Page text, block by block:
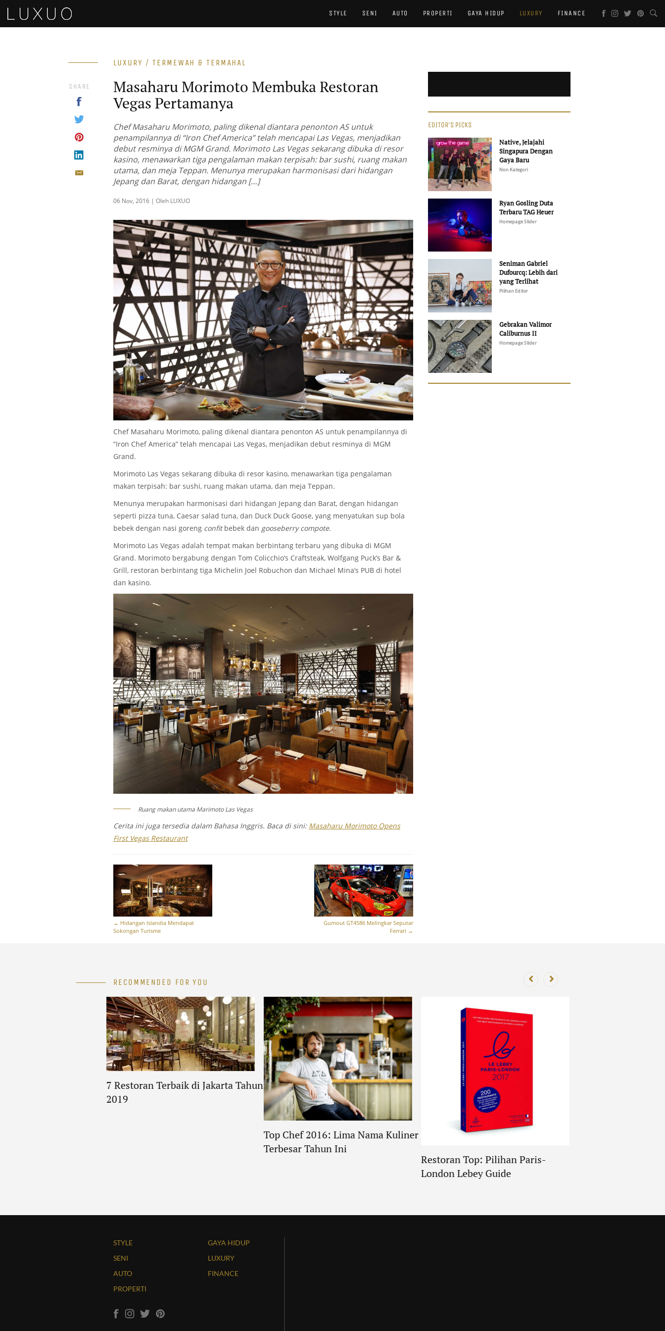
STYLE SENI AUTO PROPERTI GAYA HIDUP LUXURY FINANCE
LUXURY / TERMEWAH & TERMAHAL
Masaharu Morimoto Membuka Restoran
Vegas Pertamanya
Chef Masaharu Morimoto, paling dikenal diantara penonton AS untuk
penampilannya di “Iron Chef America” telah mencapai Las Vegas, menjadikan
debut resminya di MGM Grand. Morimoto Las Vegas sekarang dibuka di resor
kasino, menawarkan tiga pengalaman makan terpisah: bar sushi, ruang makan
utama, dan meja Teppan. Menunya merupakan harmonisasi dari hidangan
Jepang dan Barat, dengan hidangan […]
06 Nov, 2016 | Oleh LUXUO
SHARE
Chef Masaharu Morimoto, paling dikenal diantara penonton AS untuk penampilannya di
“Iron Chef America” telah mencapai Las Vegas, menjadikan debut resminya di MGM
Grand.
Morimoto Las Vegas sekarang dibuka di resor kasino, menawarkan tiga pengalaman
makan terpisah: bar sushi, ruang makan utama, dan meja Teppan.
Menunya merupakan harmonisasi dari hidangan Jepang dan Barat, dengan hidangan
seperti pizza tuna, Caesar salad tuna, dan Duck Duck Goose, yang menyatukan sup bola
bebek dengan nasi goreng confitbebek dan gooseberry compote.
Morimoto Las Vegas adalah tempat makan berbintang terbaru yang dibuka di MGM
Grand. Morimoto bergabung dengan Tom Colicchio’s Craftsteak, Wolfgang Puck’s Bar &
Grill, restoran berbintang tiga Michelin Joel Robuchon dan Michael Mina’s PUB di hotel
dan kasino.
Ruang makan utama Marimoto Las Vegas
Cerita ini juga tersedia dalam Bahasa Inggris. Baca di sini: Masaharu Morimoto Opens
First Vegas Restaurant
← Hidangan Islandia Mendapat
Sokongan Turisme
Gumout GT4586 Melingkar Seputar
Ferrari →
EDITOR'S PICKS
Native, Jelajahi
Singapura Dengan
Gaya Baru
Non Kategori
Ryan Gosling Duta
Terbaru TAG Heuer
Homepage Slider
Seniman Gabriel
Dufourcq: Lebih dari
yang Terlihat
Pilihan Editor
Gebrakan Valimor
Caliburnus II
Homepage Slider
RECOMMENDED FOR YOU
7 Restoran Terbaik di Jakarta Tahun
2019
Top Chef 2016: Lima Nama Kuliner
Terbesar Tahun Ini
Restoran Top: Pilihan Paris-
London Lebey Guide
STYLE
SENI
AUTO
PROPERTI
GAYA HIDUP
LUXURY
FINANCE